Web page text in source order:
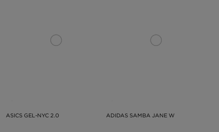
ASICS GEL-NYC 2.0 ADIDAS SAMBA JANE W